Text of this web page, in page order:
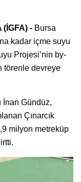
- Bursa
kadar içme suyu
Projesi’nin by-
törenle devreye
Gündüz,
Çınarcık
milyon metreküp